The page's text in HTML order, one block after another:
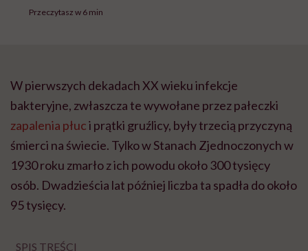
Przeczytasz w 6 min
W pierwszych dekadach XX wieku infekcje
bakteryjne, zwłaszcza te wywołane przez pałeczki
zapalenia płuci prątki gruźlicy, były trzecią przyczyną
śmierci na świecie. Tylko w Stanach Zjednoczonych w
1930 roku zmarło z ich powodu około 300 tysięcy
osób. Dwadzieścia lat później liczba ta spadła do około
95 tysięcy.
SPIS TREŚCI